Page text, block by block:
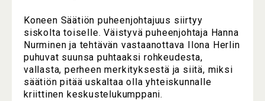
Koneen Säätiön puheenjohtajuus siirtyy
siskolta toiselle. Väistyvä puheenjohtaja Hanna
Nurminen ja tehtävän vastaanottava Ilona Herlin
puhuvat suunsa puhtaaksi rohkeudesta,
vallasta, perheen merkityksestä ja siitä, miksi
säätiön pitää uskaltaa olla yhteiskunnalle
kriittinen keskustelukumppani.